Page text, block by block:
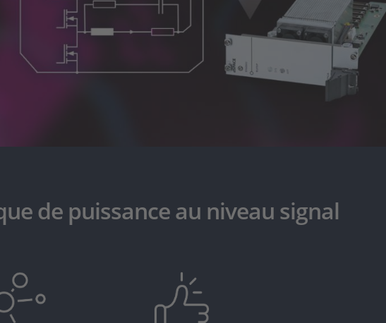
de puissance au niveau signal